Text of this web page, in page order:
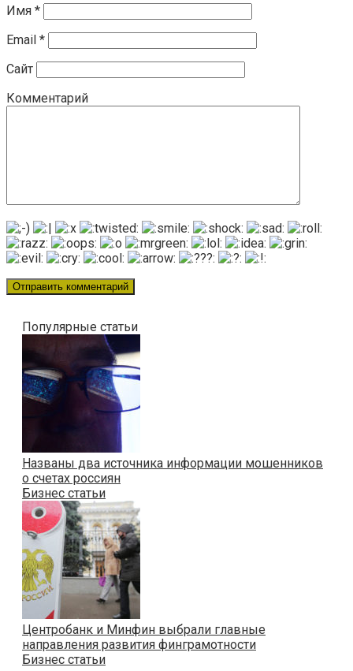
Имя *
Email *
Сайт
Комментарий
Популярные статьи
Названы два источника информации мошенников
о счетах россиян
Бизнес статьи
Центробанк и Минфин выбрали главные
направления развития финграмотности
Бизнес статьи